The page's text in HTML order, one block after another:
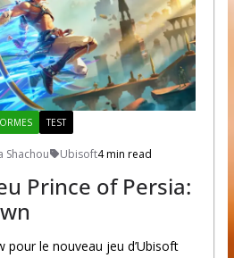
TEST
Shachou Ubisoft4 min read
Prince of Persia:
pour le nouveau jeu d’Ubisoft